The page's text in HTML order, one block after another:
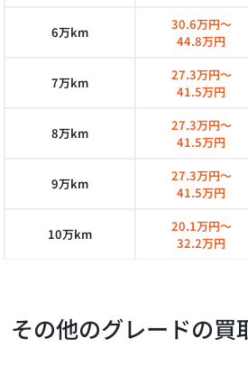
6万km
30.6万円～
44.8万円
7万km
27.3万円～
41.5万円
8万km
27.3万円～
41.5万円
9万km
27.3万円～
41.5万円
10万km
20.1万円～
32.2万円
その他のグレードの買